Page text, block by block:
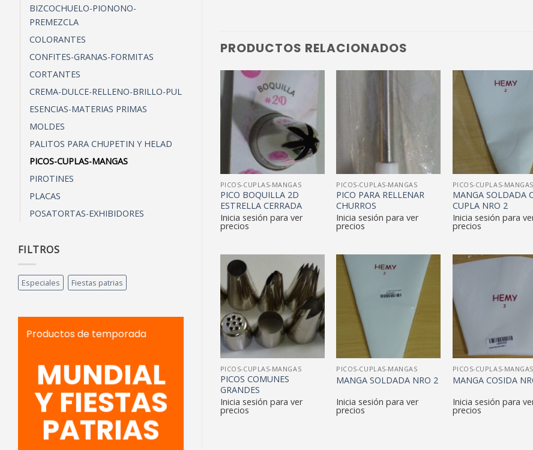
BIZCOCHUELO-PIONONO-
PREMEZCLA
COLORANTES
CONFITES-GRANAS-FORMITAS
CORTANTES
CREMA-DULCE-RELLENO-BRILLO-PUL
ESENCIAS-MATERIAS PRIMAS
MOLDES
PALITOS PARA CHUPETIN Y HELAD
PICOS-CUPLAS-MANGAS
PIROTINES
PLACAS
POSATORTAS-EXHIBIDORES
FILTROS
Especiales Fiestas patrias
MUNDIAL
Y FIESTAS
PATRIAS
Productos de temporada
PRODUCTOS RELACIONADOS
PICOS-CUPLAS-MANGAS
PICO BOQUILLA 2D
ESTRELLA CERRADA
Inicia sesión para ver
precios
PICOS-CUPLAS-MANGAS
PICO PARA RELLENAR
CHURROS
Inicia sesión para ver
precios
PICOS-CUPLAS-MANGAS
MANGA SOLDADA
CUPLA NRO 2
Inicia sesión para
precios
PICOS-CUPLAS-MANGAS
PICOS COMUNES
GRANDES
Inicia sesión para ver
precios
PICOS-CUPLAS-MANGAS
MANGA SOLDADA NRO 2
Inicia sesión para ver
precios
PICOS-CUPLAS-MANGAS
MANGA COSIDA
Inicia sesión para
precios